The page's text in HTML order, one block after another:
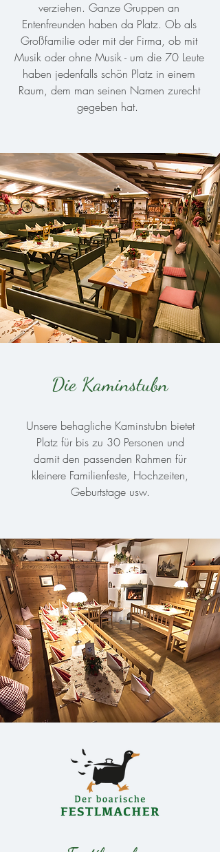
verziehen. Ganze Gruppen an
Entenfreunden haben da Platz. Ob als
Großfamilie oder mit der Firma, ob mit
Musik oder ohne Musik - um die 70 Leute
haben jedenfalls schön Platz in einem
Raum, dem man seinen Namen zurecht
gegeben hat.
Die Kaminstubn
Unsere behagliche Kaminstubn bietet
Platz für bis zu 30 Personen und
damit den passenden Rahmen für
kleinere Familienfeste, Hochzeiten,
Geburtstage usw.